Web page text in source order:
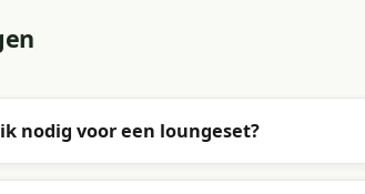
nodig voor een loungeset?